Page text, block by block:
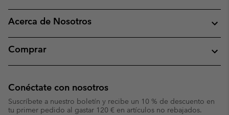
Acerca de Nosotros
Comprar
Conéctate con nosotros
Suscríbete a nuestro boletín y recibe un 10 % de descuento en
tu primer pedido al gastar 120 € en artículos no rebajados.